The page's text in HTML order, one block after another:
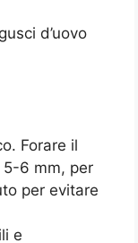
d’uovo
Forare il
5-6 mm, per
per evitare
e